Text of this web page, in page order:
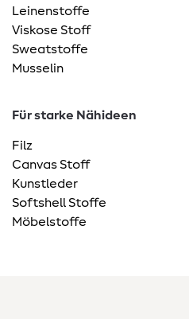
Leinenstoffe
Viskose Stoff
Sweatstoffe
Musselin
Für starke Nähideen
Filz
Canvas Stoff
Kunstleder
Softshell Stoffe
Möbelstoffe